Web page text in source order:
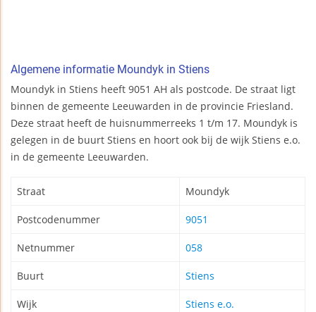
Algemene informatie Moundyk in Stiens
Moundyk in Stiens heeft 9051 AH als postcode. De straat ligt
binnen de gemeente Leeuwarden in de provincie Friesland.
Deze straat heeft de huisnummerreeks 1 t/m 17. Moundyk is
gelegen in de buurt Stiens en hoort ook bij de wijk Stiens e.o.
in de gemeente Leeuwarden.
Straat Moundyk
Postcodenummer 9051
Netnummer 058
Buurt Stiens
Wijk Stiens e.o.